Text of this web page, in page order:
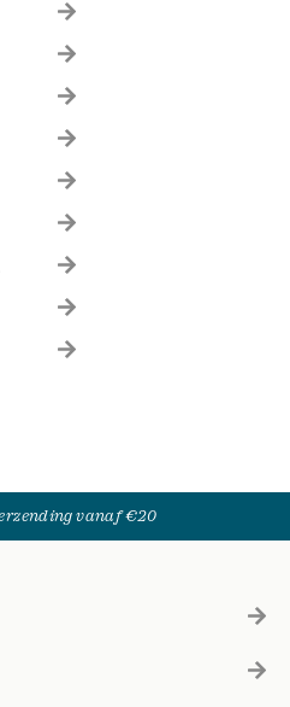
vanaf €20